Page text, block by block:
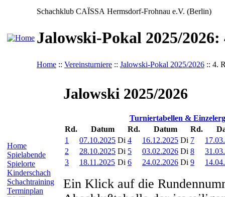
Schachklub CAÏSSA Hermsdorf-Frohnau e.V. (Berlin)
Jalowski-Pokal 2025/2026:
Home :: Vereinsturniere :: Jalowski-Pokal 2025/2026 :: 4.
Home
Spielabende
Spielorte
Kinderschach
Schachtraining
Terminplan
Jalowski 2025/2026
Turniertabellen &
Rd.
Datum Rd. Datum Rd.
1
07.10.2025 Di 4 16.12.2025 Di 7
2
28.10.2025 Di 5 03.02.2026 Di 8
3
18.11.2025 Di 6 24.02.2026 Di 9
Ein Klick auf die